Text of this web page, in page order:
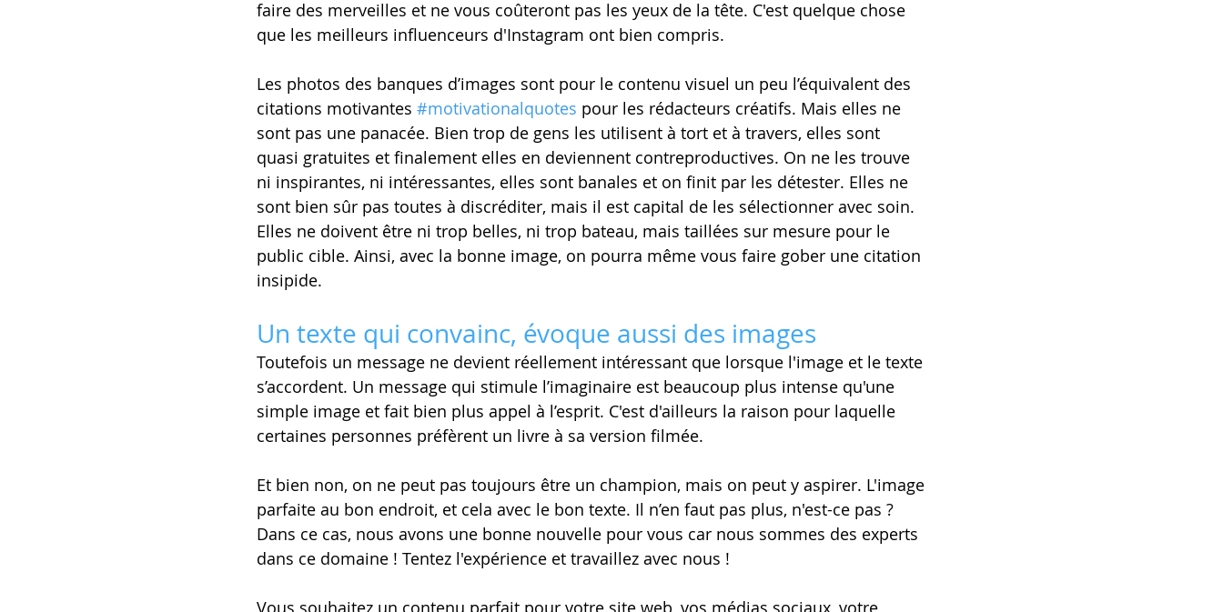
faire des merveilles et ne vous coûteront pas les yeux de la tête. C'est quelque chose
que les meilleurs influenceurs d'Instagram ont bien compris.
Les photos des banques d’images sont pour le contenu visuel un peu l’équivalent des
citations motivantes #motivationalquotes pour les rédacteurs créatifs. Mais elles ne
sont pas une panacée. Bien trop de gens les utilisent à tort et à travers, elles sont
quasi gratuites et finalement elles en deviennent contreproductives. On ne les trouve
ni inspirantes, ni intéressantes, elles sont banales et on finit par les détester. Elles ne
sont bien sûr pas toutes à discréditer, mais il est capital de les sélectionner avec soin.
Elles ne doivent être ni trop belles, ni trop bateau, mais taillées sur mesure pour le
public cible. Ainsi, avec la bonne image, on pourra même vous faire gober une citation
insipide.
Un texte qui convainc, évoque aussi des images
Toutefois un message ne devient réellement intéressant que lorsque l'image et le texte
s’accordent. Un message qui stimule l’imaginaire est beaucoup plus intense qu'une
simple image et fait bien plus appel à l’esprit. C'est d'ailleurs la raison pour laquelle
certaines personnes préfèrent un livre à sa version filmée.
Et bien non, on ne peut pas toujours être un champion, mais on peut y aspirer. L'image
parfaite au bon endroit, et cela avec le bon texte. Il n’en faut pas plus, n'est-ce pas ?
Dans ce cas, nous avons une bonne nouvelle pour vous car nous sommes des experts
dans ce domaine ! Tentez l'expérience et travaillez avec nous !
Vous souhaitez un contenu parfait pour votre site web, vos médias sociaux, votre